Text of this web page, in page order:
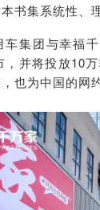
书集系统性、
车集团与幸福
，并将投放10
也为中国的网